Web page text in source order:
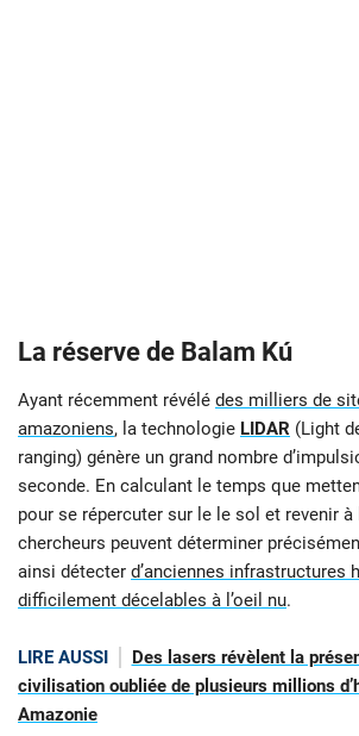
La réserve de Balam Kú
Ayant récemment révélé des milliers de
amazoniens, la technologie LIDAR (Light
ranging) génère un grand nombre
seconde. En calculant le temps que
pour se répercuter sur le le sol et revenir à
chercheurs peuvent déterminer
ainsi détecter d’anciennes infrastructures
difficilement décelables à l’oeil nu.
LIRE AUSSI
Des lasers révèlent la
civilisation oubliée de plusieurs millions
Amazonie